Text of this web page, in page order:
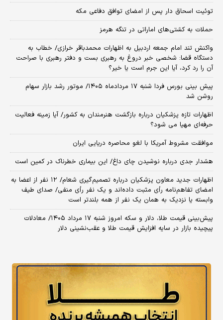
توئیت اسحاق دار پس از امضای توافق دفاعی مکه
حملات به کشتی‌های اماراتی در تنگه هرمز
واکنش تند امام جمعه اردبیل به اظهارات محمدباقر خرازی/ خطاب به
دستگاه قضا: شخصی خبر دروغ به رهبری بست و دفتر رهبری با صراحت
آن را رد کرد، آیا این جرم است یا خیر؟
پیش بینی بورس فردا شنبه ۱۷ مردادماه ۱۴۰۵/ موتور رشد بازار سهام
روشن شد
اظهارات تازه پزشکیان درباره بازگشت هنرمندان به کشور/ آیا زمینه فعالیت
حرفه‌ای مهیا می شود؟
موافقت مشروط آمریکا با لغو محاصره دریایی ایران
هشدار جدی درباره نوشیدن چای داغ/ این بیماری خطرناک در کمین است
اظهارات جدید معاون پزشکیان درباره تصمیم‌گیری شعام/ ۱۲ نفر از اعضا به
امضای تفاهم‌نامه رأی مثبت داده‌اند و یک نفر رأی منفی/ صدای طیف
وابسته یا نزدیک به همان یک نفر از همه بلندتر است
پیش‌بینی قیمت طلا، دلار و سکه امروز شنبه ۱۷ مرداد ۱۴۰۵/ معادلات
پیچیده بازار در سایه افزایش قیمت طلا و عقب‌نشینی دلار